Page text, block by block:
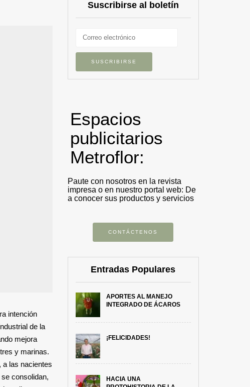
intención
de la
mejora
y marinas.
a las nacientes
consolidan,
Suscribirse al boletín
Espacios
publicitarios
Metroflor:
Paute con nosotros en la revista
impresa o en nuestro portal web: De
a conocer sus productos y servicios
CONTÁCTENOS
Entradas Populares
APORTES AL MANEJO
INTEGRADO DE ÁCAROS
¡FELICIDADES!
HACIA UNA